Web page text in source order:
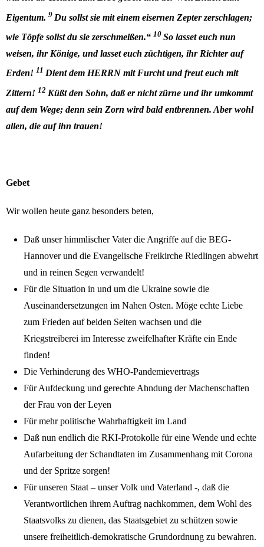
Eigentum. 9 Du sollst sie mit einem eisernen Zepter zerschlagen;
wie Töpfe sollst du sie zerschmeißen.“ 10 So lasset euch nun
weisen, ihr Könige, und lasset euch züchtigen, ihr Richter auf
Erden! 11 Dient dem HERRN mit Furcht und freut euch mit
Zittern! 12 Küßt den Sohn, daß er nicht zürne und ihr umkommt
auf dem Wege; denn sein Zorn wird bald entbrennen. Aber wohl
allen, die auf ihn trauen!
Gebet
Wir wollen heute ganz besonders beten,
Daß unser himmlischer Vater die Angriffe auf die BEG-
Hannover und die Evangelische Freikirche Riedlingen abwehrt
und in reinen Segen verwandelt!
Für die Situation in und um die Ukraine sowie die
Auseinandersetzungen im Nahen Osten. Möge echte Liebe
zum Frieden auf beiden Seiten wachsen und die
Kriegstreiberei im Interesse zweifelhafter Kräfte ein Ende
finden!
Die Verhinderung des WHO-Pandemievertrags
Für Aufdeckung und gerechte Ahndung der Machenschaften
der Frau von der Leyen
Für mehr politische Wahrhaftigkeit im Land
Daß nun endlich die RKI-Protokolle für eine Wende und echte
Aufarbeitung der Schandtaten im Zusammenhang mit Corona
und der Spritze sorgen!
Für unseren Staat – unser Volk und Vaterland -, daß die
Verantwortlichen ihrem Auftrag nachkommen, dem Wohl des
Staatsvolks zu dienen, das Staatsgebiet zu schützen sowie
unsere freiheitlich-demokratische Grundordnung zu bewahren.